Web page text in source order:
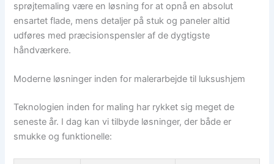
sprøjtemaling være en løsning for at opnå en absolut
ensartet flade, mens detaljer på stuk og paneler altid
udføres med præcisionspensler af de dygtigste
håndværkere.
Moderne løsninger inden for malerarbejde til luksushjem
Teknologien inden for maling har rykket sig meget de
seneste år. I dag kan vi tilbyde løsninger, der både er
smukke og funktionelle: